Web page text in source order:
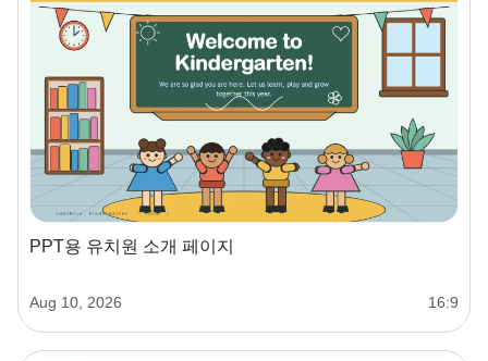
PPT용 유치원 소개 페이지
Aug 10, 2026 16:9